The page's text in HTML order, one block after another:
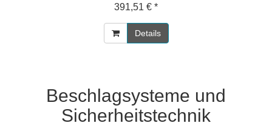
391,51 € *
Details
Beschlagsysteme und
Sicherheitstechnik